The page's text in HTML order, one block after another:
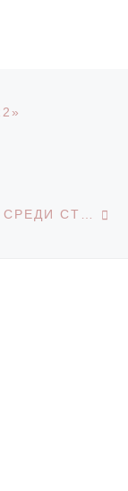
ЗАВЕРШИЛАСЬ XVI СПАРТАКИАДА СРЕДИ СТУДЕНЧЕСКОЙ МОЛОДЕЖИ НА ПРИЗЫ АКИМА КАРАГАНДИНСКОЙ ОБЛАСТИ